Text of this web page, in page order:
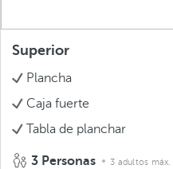
Superior
Plancha
Caja fuerte
Tabla de planchar
3 Personas 3 adultos máx.